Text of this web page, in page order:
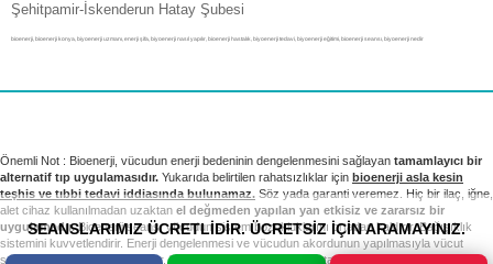
Şehitpamir-İskenderun Hatay Şubesi
bioenerji, bioenerji konya, biyoenerji uzmanı, enerji şifa, biyoenerji nasıl yapılır, bioenerji hastalık, biyoenerji tedavi, biyoenerji eğitimi, bioenerji seansı, biyoenerji nedir
SEANSLARIMIZ ÜCRETLİDİR. ÜCRETSİZ İÇİN ARAMAYINIZ.
Önemli Not : Bioenerji, vücudun enerji bedeninin dengelenmesini sağlayan tamamlayıcı bir
alternatif tıp uygulamasıdır. Yukarıda belirtilen rahatsızlıklar için bioenerji asla kesin
teşhis ve tıbbi tedavi iddiasında bulunamaz. Söz yada garanti veremez. Hiç bir ilaç, iğne,
alet cihaz kullanılmadan uzaktan el değmeden yapılan yan etkisiz ve zararsız bir
uygulamadır.Bioenerji seansı vücudun sistem bozukluklarını ortadan kaldırır. Bağışıklık
sistemini kuvvetlendirir. Enerji dengelenmesi ve vücudun akordunun yapılmasıyla vücut
sağlıklı sistemini yeniden kurar. Tıbbi tedavi ve kontrollerinizi takip etmek sizin